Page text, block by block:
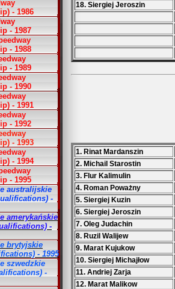
- 1986
- 1987
- 1988
- 1989
- 1990
- 1991
- 1992
- 1993
- 1994
- 1995
australijskie
-
amerykańskie
-
brytyjskie
- 1995
szwedzkie
-
18. Siergiej Jeroszin
1. Rinat Mardanszin
2. Michail Starostin
3. Flur Kalimulin
4. Roman Poważny
5. Siergiej Kuzin
6. Siergiej Jeroszin
7. Oleg Judachin
8. Ruzil Walijew
9. Marat Kujukow
10. Siergiej Michajłow
11. Andriej Zarja
12. Marat Malikow